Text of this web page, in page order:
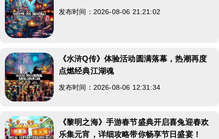
发布时间：2026-08-06 21:21:02
《水浒Q传》体验活动圆满落幕，热潮再度
点燃经典江湖魂
发布时间：2026-08-06 12:31:34
《黎明之海》手游春节盛典开启喜兔迎春欢
乐集元宵，详细攻略带你畅享节日盛宴！